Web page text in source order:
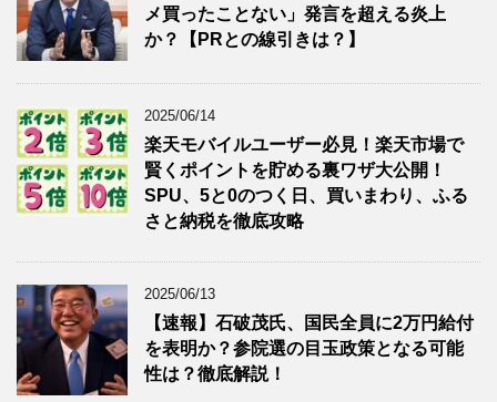
メ買ったことない」発言を超える炎上
か？【PRとの線引きは？】
2025/06/14
楽天モバイルユーザー必見！楽天市場で
賢くポイントを貯める裏ワザ大公開！
SPU、5と0のつく日、買いまわり、ふる
さと納税を徹底攻略
2025/06/13
【速報】石破茂氏、国民全員に2万円給付
を表明か？参院選の目玉政策となる可能
性は？徹底解説！